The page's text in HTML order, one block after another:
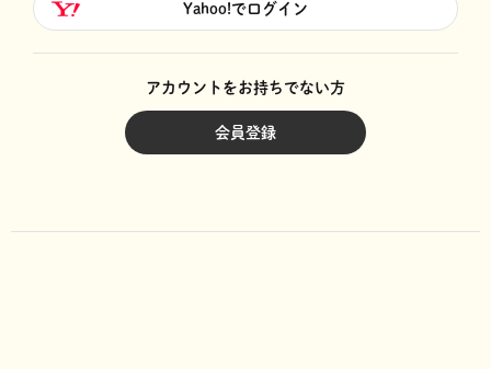
Yahoo!でログイン
アカウントをお持ちでない方
会員登録